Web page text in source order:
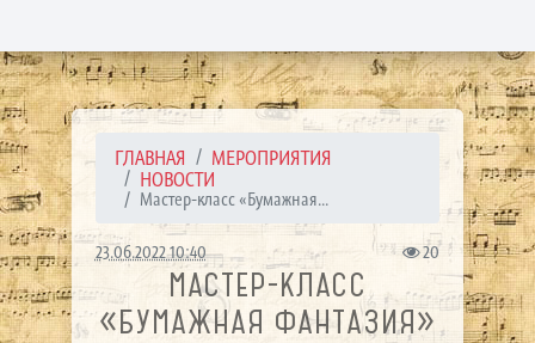
ГЛАВНАЯ
МЕРОПРИЯТИЯ
НОВОСТИ
Мастер-класс «Бумажная...
23.06.2022 10:40 20
МАСТЕР-КЛАСС
«БУМАЖНАЯ ФАНТАЗИЯ»